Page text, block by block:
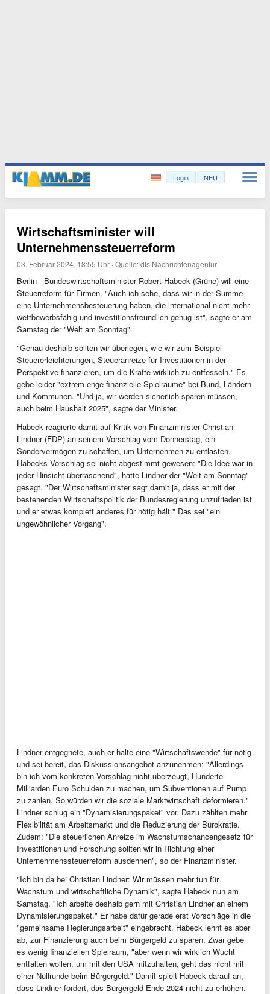
Login NEU
Wirtschaftsminister will
Unternehmenssteuerreform
03. Februar 2024, 18:55 Uhr ·Quelle:dts Nachrichtenagentur
Berlin - Bundeswirtschaftsminister Robert Habeck (Grüne) will eine
Steuerreform für Firmen. "Auch ich sehe, dass wir in der Summe
eine Unternehmensbesteuerung haben, die international nicht mehr
wettbewerbsfähig und investitionsfreundlich genug ist", sagte er am
Samstag der "Welt am Sonntag".
"Genau deshalb sollten wir überlegen, wie wir zum Beispiel
Steuererleichterungen, Steueranreize für Investitionen in der
Perspektive finanzieren, um die Kräfte wirklich zu entfesseln." Es
gebe leider "extrem enge finanzielle Spielräume" bei Bund, Ländern
und Kommunen. "Und ja, wir werden sicherlich sparen müssen,
auch beim Haushalt 2025", sagte der Minister.
Habeck reagierte damit auf Kritik von Finanzminister Christian
Lindner (FDP) an seinem Vorschlag vom Donnerstag, ein
Sondervermögen zu schaffen, um Unternehmen zu entlasten.
Habecks Vorschlag sei nicht abgestimmt gewesen: "Die Idee war in
jeder Hinsicht überraschend", hatte Lindner der "Welt am Sonntag"
gesagt. "Der Wirtschaftsminister sagt damit ja, dass er mit der
bestehenden Wirtschaftspolitik der Bundesregierung unzufrieden ist
und er etwas komplett anderes für nötig hält." Das sei "ein
ungewöhnlicher Vorgang".
Lindner entgegnete, auch er halte eine "Wirtschaftswende" für nötig
und sei bereit, das Diskussionsangebot anzunehmen: "Allerdings
bin ich vom konkreten Vorschlag nicht überzeugt, Hunderte
Milliarden Euro Schulden zu machen, um Subventionen auf Pump
zu zahlen. So würden wir die soziale Marktwirtschaft deformieren."
Lindner schlug ein "Dynamisierungspaket" vor. Dazu zählten mehr
Flexibilität am Arbeitsmarkt und die Reduzierung der Bürokratie.
Zudem: "Die steuerlichen Anreize im Wachstumschancengesetz für
Investitionen und Forschung sollten wir in Richtung einer
Unternehmenssteuerreform ausdehnen", so der Finanzminister.
"Ich bin da bei Christian Lindner: Wir müssen mehr tun für
Wachstum und wirtschaftliche Dynamik", sagte Habeck nun am
Samstag. "Ich arbeite deshalb gern mit Christian Lindner an einem
Dynamisierungspaket." Er habe dafür gerade erst Vorschläge in die
"gemeinsame Regierungsarbeit" eingebracht. Habeck lehnt es aber
ab, zur Finanzierung auch beim Bürgergeld zu sparen. Zwar gebe
es wenig finanziellen Spielraum, "aber wenn wir wirklich Wucht
entfalten wollen, um mit den USA mitzuhalten, geht das nicht mit
einer Nullrunde beim Bürgergeld." Damit spielt Habeck darauf an,
dass Lindner fordert, das Bürgergeld Ende 2024 nicht zu erhöhen.